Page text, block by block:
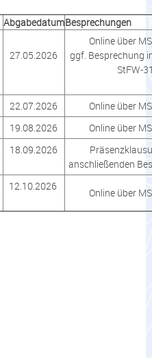
AbgabedatumBesprechungen
27.05.2026
Online über
ggf. Besprechung
StFW-
22.07.2026
Online über
19.08.2026 Online über
18.09.2026
anschließenden
12.10.2026
Online über